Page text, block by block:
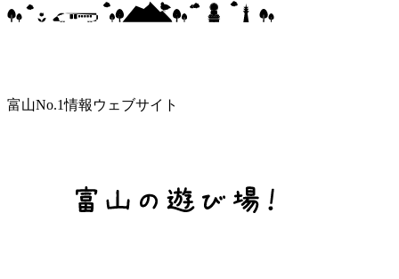
富山No.1情報ウェブサイト